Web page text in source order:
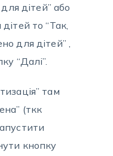
дітей” або
то “Так,
для дітей” ,
“Далі”.
там
(ткк
кнопку